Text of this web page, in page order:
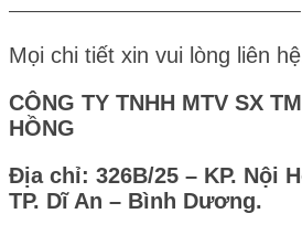
————————————————–
Mọi chi tiết xin vui lòng liên
CÔNG TY TNHH MTV SX
HỒNG
Địa chỉ: 326B/25 – KP. Nội
TP. Dĩ An – Bình Dương.